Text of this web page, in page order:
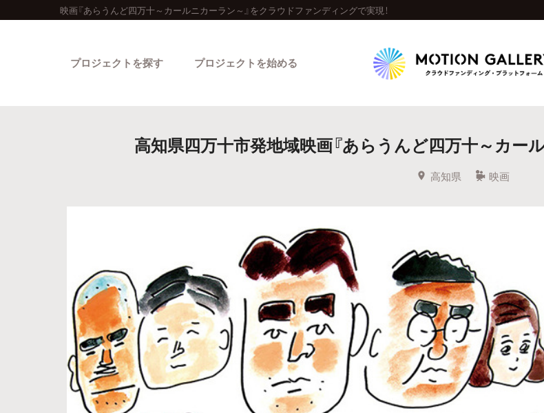
映画『あらうんど四万十～カールニカーラン～』をクラウドファンディングで実現！
プロジェクトを探す
人気のプロジェクト 新着プロジェクト 終
タグから探す
Legendary
最新達成プロジェクト 調達額が大きい
プロジェクトを始める
高知県四万十市発地域映画『あらうんど四万十～カー
高知県 映画